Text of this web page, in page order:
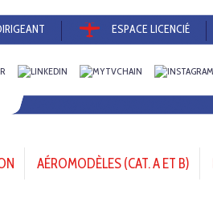
ESPACE LICENCIÉ
AÉROMODÈLES (CAT. A ET B)